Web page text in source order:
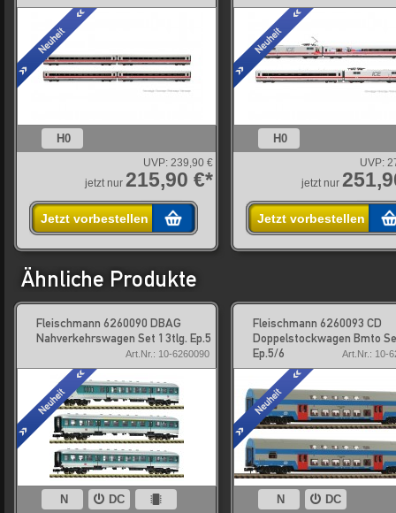
H0
UVP: 239,90 €
jetzt nur 215,90 €*
Jetzt vorbestellen
H0
UVP:
jetzt nur
Jetzt vorbestellen
Ähnliche Produkte
Fleischmann 6260090 DBAG
Nahverkehrswagen Set 1 3tlg. Ep.5
Art.Nr.: 10-6260090
N DC
Fleischmann 6260093 CD
Doppelstockwagen Bmto
Ep.5/6
Art.Nr.: 10-
N DC